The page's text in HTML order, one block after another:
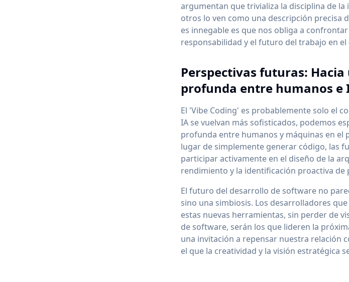
argumentan que trivializa la disciplina de
otros lo ven como una descripción precisa
es innegable es que nos obliga a
responsabilidad y el futuro del trabajo en
Perspectivas futuras:
profunda entre humanos e
El 'Vibe Coding' es probablemente solo el
IA se vuelvan más sofisticados, podemos
profunda entre humanos y máquinas en el
lugar de simplemente generar código, las
participar activamente en el diseño de la
rendimiento y la identificación proactiva de
El futuro del desarrollo de software no
sino una simbiosis. Los desarrolladores
estas nuevas herramientas, sin perder de
de software, serán los que lideren la
una invitación a repensar nuestra relación
el que la creatividad y la visión estratégica